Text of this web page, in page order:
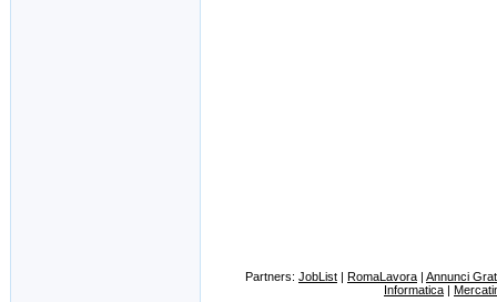
Partners: JobList | RomaLavora | Annunci
Informatica |